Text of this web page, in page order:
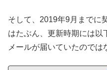
そして、2019年9月までに
はたぶん、更新時期には以
メールが届いていたのでは